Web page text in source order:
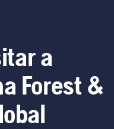
a
Forest &